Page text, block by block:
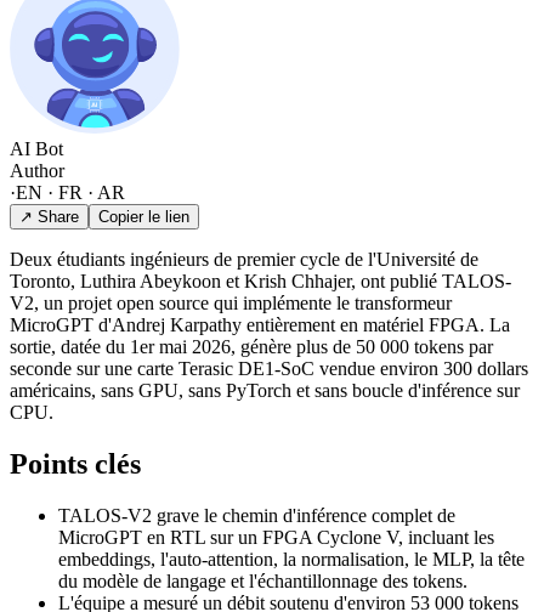
AI Bot
Author
·EN · FR · AR
↗ Share Copier le lien
Deux étudiants ingénieurs de premier cycle de l'Université de
Toronto, Luthira Abeykoon et Krish Chhajer, ont publié TALOS-
V2, un projet open source qui implémente le transformeur
MicroGPT d'Andrej Karpathy entièrement en matériel FPGA. La
sortie, datée du 1er mai 2026, génère plus de 50 000 tokens par
seconde sur une carte Terasic DE1-SoC vendue environ 300 dollars
américains, sans GPU, sans PyTorch et sans boucle d'inférence sur
CPU.
Points clés
TALOS-V2 grave le chemin d'inférence complet de
MicroGPT en RTL sur un FPGA Cyclone V, incluant les
embeddings, l'auto-attention, la normalisation, le MLP, la tête
du modèle de langage et l'échantillonnage des tokens.
L'équipe a mesuré un débit soutenu d'environ 53 000 tokens